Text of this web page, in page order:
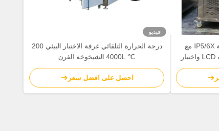
غرفة اختبار بيئية قابلة للبرمجة IP5/6X مع
حماية التسرب من شاشة لمسة LCD واختبار
فيديو
درجة الحرارة التلقائي غرفة الاختبار البيئي 200
℃ 4000L الشيخوخة الفرن
احصل على افضل سعر